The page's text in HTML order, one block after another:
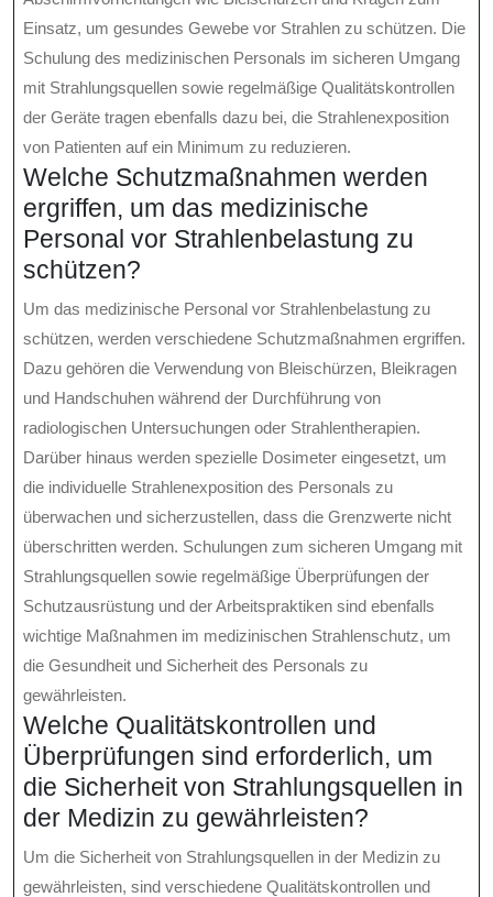
Einsatz, um gesundes Gewebe vor Strahlen zu schützen. Die
Schulung des medizinischen Personals im sicheren Umgang
mit Strahlungsquellen sowie regelmäßige Qualitätskontrollen
der Geräte tragen ebenfalls dazu bei, die Strahlenexposition
von Patienten auf ein Minimum zu reduzieren.
Welche Schutzmaßnahmen werden
ergriffen, um das medizinische
Personal vor Strahlenbelastung zu
schützen?
Um das medizinische Personal vor Strahlenbelastung zu
schützen, werden verschiedene Schutzmaßnahmen ergriffen.
Dazu gehören die Verwendung von Bleischürzen, Bleikragen
und Handschuhen während der Durchführung von
radiologischen Untersuchungen oder Strahlentherapien.
Darüber hinaus werden spezielle Dosimeter eingesetzt, um
die individuelle Strahlenexposition des Personals zu
überwachen und sicherzustellen, dass die Grenzwerte nicht
überschritten werden. Schulungen zum sicheren Umgang mit
Strahlungsquellen sowie regelmäßige Überprüfungen der
Schutzausrüstung und der Arbeitspraktiken sind ebenfalls
wichtige Maßnahmen im medizinischen Strahlenschutz, um
die Gesundheit und Sicherheit des Personals zu
gewährleisten.
Welche Qualitätskontrollen und
Überprüfungen sind erforderlich, um
die Sicherheit von Strahlungsquellen in
der Medizin zu gewährleisten?
Um die Sicherheit von Strahlungsquellen in der Medizin zu
gewährleisten, sind verschiedene Qualitätskontrollen und